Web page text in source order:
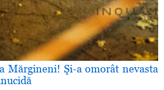
Mărgineni! Şi-a omorât nevasta